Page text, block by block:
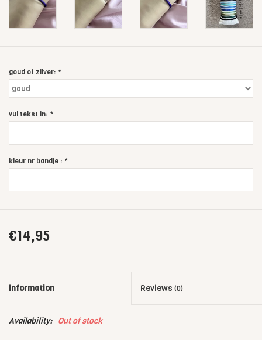
goud of zilver: *
vul tekst in: *
kleur nr bandje : *
€14,95
Information Reviews (0)
Availability: Out of stock